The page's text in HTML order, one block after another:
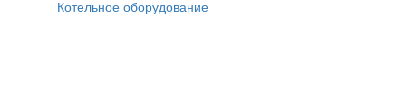
Котельное оборудование